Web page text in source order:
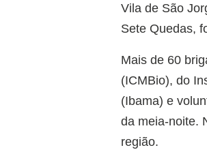
Vila de São
Sete Quedas,
Mais de 60
(ICMBio), do
(Ibama) e
da meia-noite.
região.